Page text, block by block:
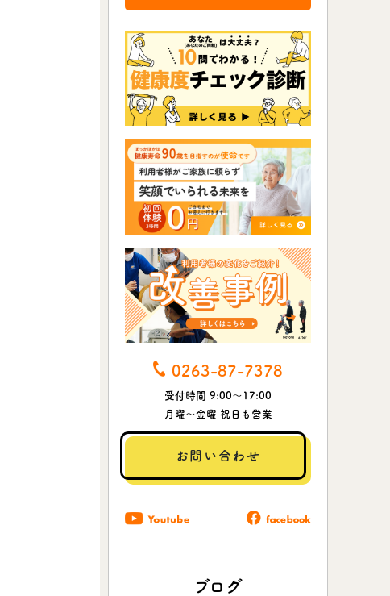
0263-87-7378
受付時間 9:00～17:00
月曜～金曜 祝日も営業
お問い合わせ
ブログ